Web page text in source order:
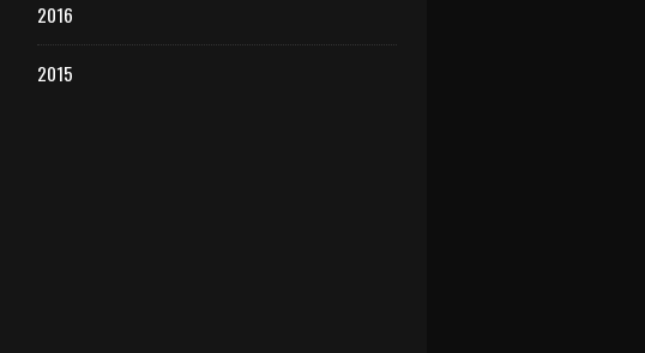
2016
2015